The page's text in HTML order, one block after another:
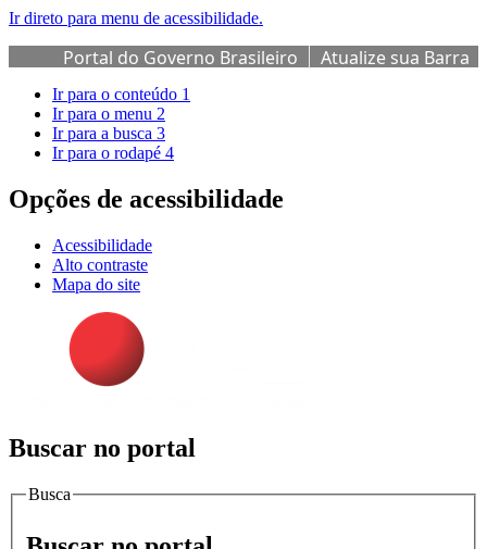
Ir direto para menu de acessibilidade.
Portal do Governo Brasileiro
Atualize sua Barra
de Governo
Ir para o conteúdo 1
Ir para o menu 2
Ir para a busca 3
Ir para o rodapé 4
Opções de acessibilidade
Acessibilidade
Alto contraste
Mapa do site
Buscar no portal
Busca